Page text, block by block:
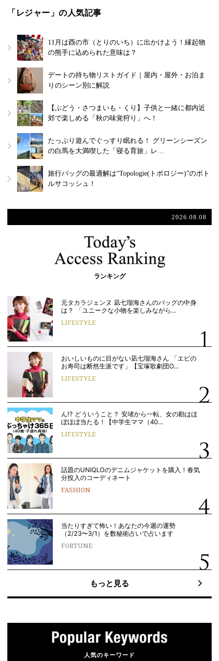
「レジャー」の人気記事
11月は酉の市（とりのいち）に出かけよう！縁起物
の熊手に込められた意味は？
デートの持ち物リストガイド｜屋内・屋外・お泊ま
りのシーン別に解説
【ぶどう・さつまいも・くり】子供と一緒に都内近
郊で楽しめる「秋の味覚狩り」へ！
たっぷり遊んでぐっすり眠れる！ グリーンシーズン
の白馬を大満喫した「寝る育旅」レ…
旅行バッグの最適解は“Topologie(トポロジー)”のボト
ルサコッシュ！
2026.08.08
ランキング
元タカラジェンヌ 凪七瑠海さんのバッグの中身
は？ 「ユニークな小物を楽しみながら…
LIFESTYLE
おいしいものに目がない凪七瑠海さん 「エビの
お寿司は断然生派です」【宝塚歌劇団O…
LIFESTYLE
ん!? どういうこと？ 安堵から一転、女の勘はほ
ぼほぼ当たる！【中学生ママ（40…
LIFESTYLE
話題のUNIQLOのデニムジャケットを購入！春気
分投入のコーディネート
FASHION
当たりすぎて怖い！あなたの今週の運勢
（2/23〜3/1）を数秘術占いで占います
FORTUNE
もっと見る
人気のキーワード